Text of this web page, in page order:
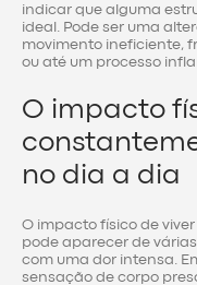
indicar que alguma
ideal. Pode ser uma
movimento ineficiente,
ou até um processo
O impacto
no dia a dia
O impacto físico de
pode aparecer de
com uma dor intensa.
sensação de corpo